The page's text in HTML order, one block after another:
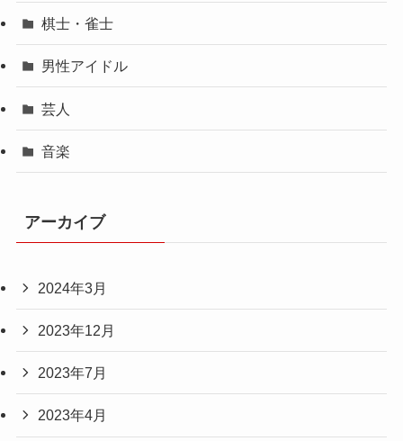
棋士・雀士
男性アイドル
芸人
音楽
アーカイブ
2024年3月
2023年12月
2023年7月
2023年4月